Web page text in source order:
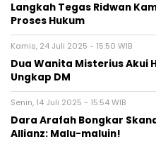
Langkah Tegas Ridwan
Proses Hukum
Kamis, 24 Juli 2025 - 15:50 WIB
Dua Wanita Misterius Akui
Ungkap DM
Senin, 14 Juli 2025 - 15:54 WIB
Dara Arafah Bongkar
Allianz: Malu-maluin!